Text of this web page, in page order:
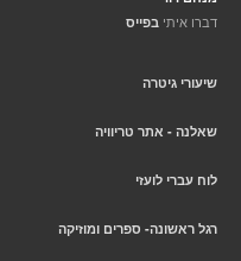
דברו איתי בפייס
שיעורי גיטרה
שאלנה - אתר טריוויה
לוח עברי לועזי
רגל ראשונה- ספרים ומוזיקה